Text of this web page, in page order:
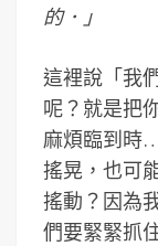
的．」
這裡說「我
呢？就是把
麻煩臨到時
搖晃，也可
搖動？因為
們要緊緊抓